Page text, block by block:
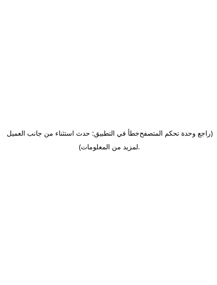
خطأ في التطبيق: حدث استثناء من جانب العميل(راجع وحدة تحكم المتصفح
لمزيد من المعلومات).